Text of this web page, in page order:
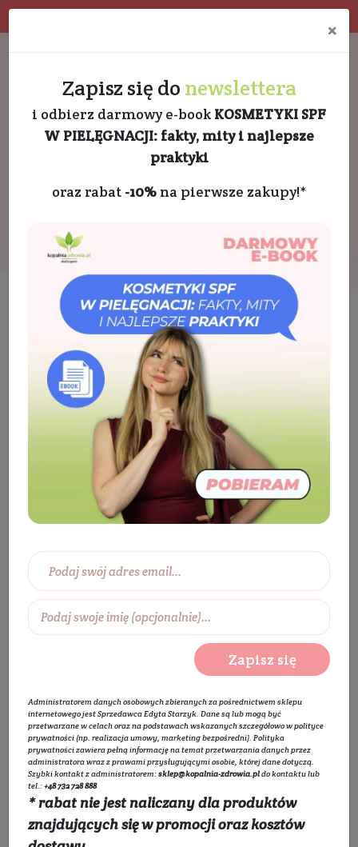
Kosmetyk Weleda GRATIS
Szukana przez Ciebie
promocja nie jest już
aktualna
×
Zapisz się do newslettera
i odbierz darmowy e-book KOSMETYKI SPF
W PIELĘGNACJI: fakty, mity i najlepsze
praktyki
oraz rabat -10%na pierwsze zakupy!*
Zapisz się
Administratorem danych osobowych zbieranych za pośrednictwem sklepu
internetowego jest Sprzedawca Edyta Starzyk. Dane są lub mogą być
przetwarzane w celach oraz na podstawach wskazanych szczegółowo wpolityce
prywatności (np. realizacja umowy, marketing bezpośredni). Polityka
prywatnościzawiera pełną informację na temat przetwarzania danych przez
administratora wraz z prawami przysługującymi osobie, której dane dotyczą.
Szybki kontakt z administratorem:sklep@kopalnia-zdrowia.pldo kontaktu lub
tel.:+48 732 728 888
* rabat nie jest naliczany dla produktów
znajdujących się w promocji oraz kosztów